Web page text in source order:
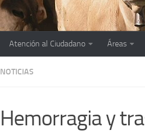
Atención al Ciudadano Áreas
NOTICIAS
Hemorragia y